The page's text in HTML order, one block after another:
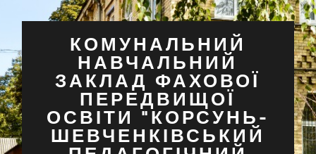
КОМУНАЛЬНИЙ
НАВЧАЛЬНИЙ
ЗАКЛАД ФАХОВОЇ
ПЕРЕДВИЩОЇ
ОСВІТИ "КОРСУНЬ-
ШЕВЧЕНКІВСЬКИЙ